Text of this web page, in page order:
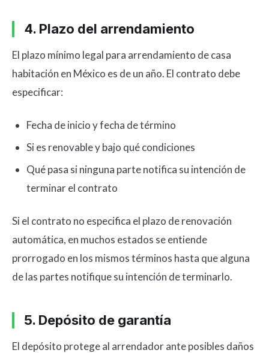
4. Plazo del arrendamiento
El plazo mínimo legal para arrendamiento de casa
habitación en México es de un año. El contrato debe
especificar:
Fecha de inicio y fecha de término
Si es renovable y bajo qué condiciones
Qué pasa si ninguna parte notifica su intención de
terminar el contrato
Si el contrato no especifica el plazo de renovación
automática, en muchos estados se entiende
prorrogado en los mismos términos hasta que alguna
de las partes notifique su intención de terminarlo.
5. Depósito de garantía
El depósito protege al arrendador ante posibles daños